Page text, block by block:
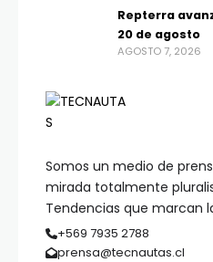
Somos un medio de
mirada totalmente
Tendencias que marcan
+569 7935 2788
prensa@tecnautas.cl
Repterra
20 de agosto
AGOSTO 7, 2026